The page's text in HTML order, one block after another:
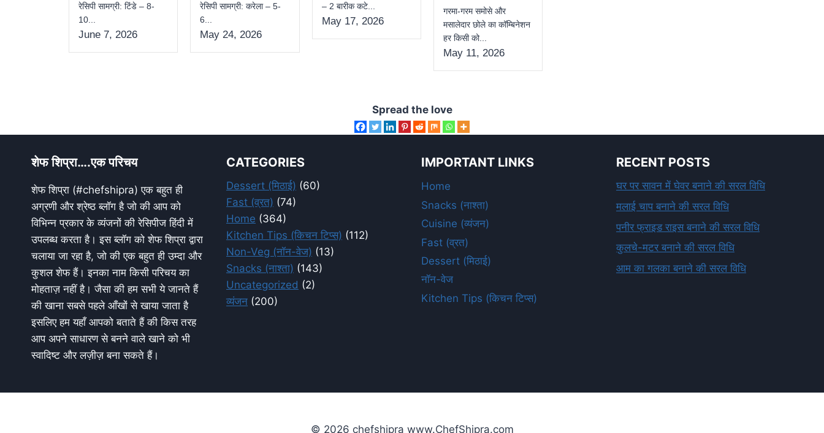
रेसिपी सामग्री: टिंडे – 8-
10...
June 7, 2026
रेसिपी सामग्री: करेला – 5-
6...
May 24, 2026
– 2 बारीक कटे...
May 17, 2026
गरमा-गरम समोसे और
मसालेदार छोले का कॉम्बिनेशन
हर किसी को...
May 11, 2026
Spread the love
शेफ शिप्रा….एक परिचय
शेफ शिप्रा (#chefshipra) एक बहुत ही
अग्रणी और श्रेष्ठ ब्लॉग है जो की आप को
विभिन्न प्रकार के व्यंजनों की रेसिपीज हिंदी में
उपलब्ध करता है। इस ब्लॉग को शेफ शिप्रा द्वारा
चलाया जा रहा है, जो की एक बहुत ही उम्दा और
कुशल शेफ हैं। इनका नाम किसी परिचय का
मोहताज़ नहीं है। जैसा की हम सभी ये जानते हैं
की खाना सबसे पहले आँखों से खाया जाता है
इसलिए हम यहाँ आपको बताते हैं की किस तरह
आप अपने साधारण से बनने वाले खाने को भी
स्वादिष्ट और लज़ीज़ बना सकते हैं।
CATEGORIES
Dessert (मिठाई) (60)
Fast (व्रत) (74)
Home (364)
Kitchen Tips (किचन टिप्स) (112)
Non-Veg (नॉन-वेज) (13)
Snacks (नाश्ता) (143)
Uncategorized (2)
व्यंजन (200)
IMPORTANT LINKS
Home
Snacks (नाश्ता)
Cuisine (व्यंजन)
Fast (व्रत)
Dessert (मिठाई)
नॉन-वेज
Kitchen Tips (किचन टिप्स)
RECENT POSTS
घर पर सावन में घेवर बनाने की सरल विधि
मलाई चाप बनाने की सरल विधि
पनीर फ्राइड राइस बनाने की सरल विधि
कुलचे-मटर बनाने की सरल विधि
आम का गलका बनाने की सरल विधि
© 2026 chefshipra www.ChefShipra.com